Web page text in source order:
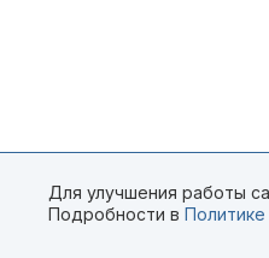
Для улучшения работы
Подробности в